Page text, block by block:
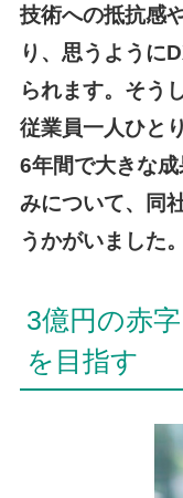
技術への抵抗感
り、思うように
られます。そう
従業員一人ひと
6年間で大きな
みについて、同
うかがいました。
3億円の赤
を目指す